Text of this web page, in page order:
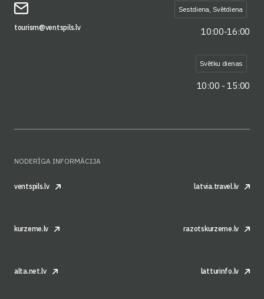
tourism@ventspils.lv
Sestdiena, Svētdiena
10:00-16:00
Svētku dienas
10:00 - 15:00
NODERĪGA INFORMĀCIJA
ventspils.lv latvia.travel.lv
kurzeme.lv razotskurzeme.lv
alta.net.lv latturinfo.lv